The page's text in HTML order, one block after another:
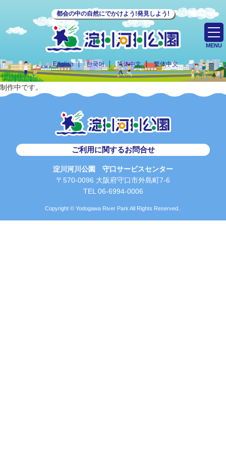
都会の中の自然にでかけよう!発見しよう!
English 한국어 简体中文 繁体中文
MENU
制作中です。
ご利用に関するお問合せ
淀川河川公園 守口サービスセンター
〒570-0096 大阪府守口市外島町7-6
TEL 06-6994-0006
Copyright © Yodogawa River Park All Rights Reserved..